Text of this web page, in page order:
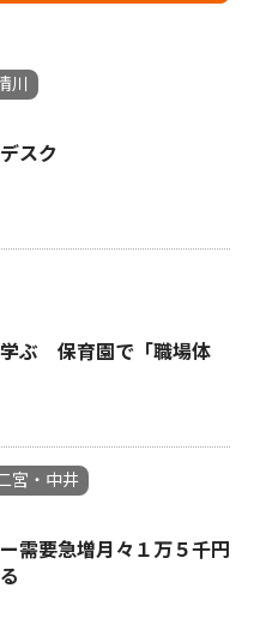
川
スク
ぶ 保育園で「職場体
宮・中井
需要急増月々１万５千円